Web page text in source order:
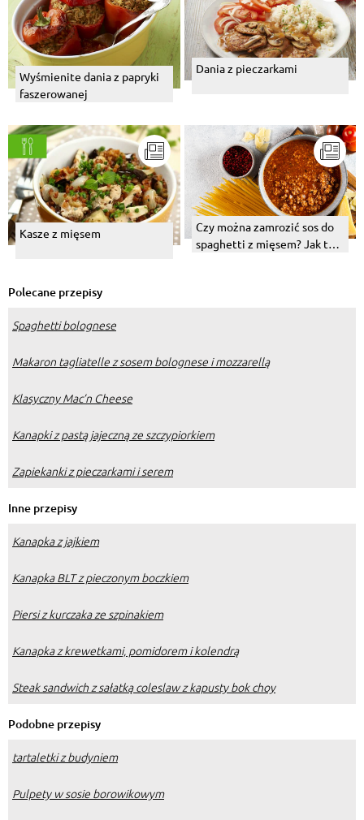
Wyśmienite dania z papryki
faszerowanej
Dania z pieczarkami
Kasze z mięsem
Czy można zamrozić sos do
spaghetti z mięsem? Jak to
Polecane przepisy
Spaghetti bolognese
Makaron tagliatelle z sosem bolognese i mozzarellą
Klasyczny Mac’n Cheese
Kanapki z pastą jajeczną ze szczypiorkiem
Zapiekanki z pieczarkami i serem
Inne przepisy
Kanapka z jajkiem
Kanapka BLT z pieczonym boczkiem
Piersi z kurczaka ze szpinakiem
Kanapka z krewetkami, pomidorem i kolendrą
Steak sandwich z sałatką coleslaw z kapusty bok choy
Podobne przepisy
tartaletki z budyniem
Pulpety w sosie borowikowym